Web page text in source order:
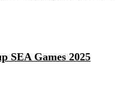
SEA Games 2025